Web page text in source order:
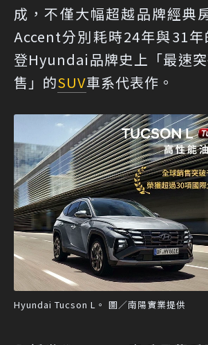
成，不僅大幅超越品牌經典
Accent分別耗時24年與31年
登Hyundai品牌史上「最速
售」的SUV車系代表作。
Hyundai Tucson L。 圖／南陽實業提供